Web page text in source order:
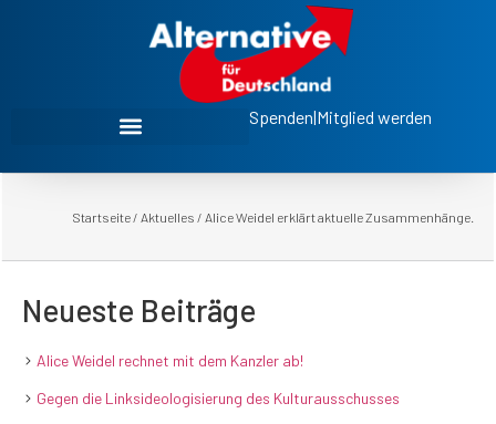
Spenden|Mitglied werden
Startseite / Aktuelles / Alice Weidel erklärt aktuelle Zusammenhänge.
Neueste Beiträge
Alice Weidel rechnet mit dem Kanzler ab!
Gegen die Linksideologisierung des Kulturausschusses